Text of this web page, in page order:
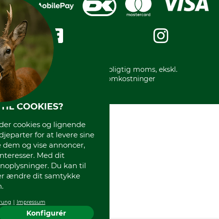
Privatlivspolitik
Handelsbetingelser
Impressum
Gratis returlabel
Kreditkort
Messe datoer
Om os
International
* Alle priser inkl. lovpligtig moms, ekskl.
forsendelsesomkostninger
COOKIES?
cookies og lignende
for at levere sine
og vise annoncer,
Med dit
Du kan til
ændre dit samtykke
Impressum
Konfigurér